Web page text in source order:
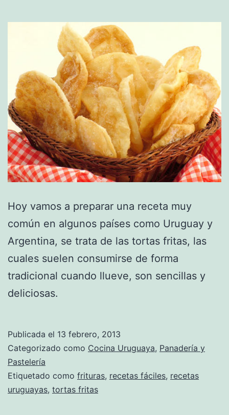
Hoy vamos a preparar una receta muy
común en algunos países como Uruguay y
Argentina, se trata de las tortas fritas, las
cuales suelen consumirse de forma
tradicional cuando llueve, son sencillas y
deliciosas.
Publicada el 13 febrero, 2013
Categorizado como Cocina Uruguaya, Panadería y
Pastelería
Etiquetado como frituras, recetas fáciles, recetas
uruguayas, tortas fritas